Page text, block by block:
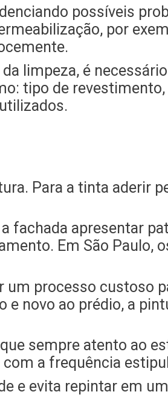
possíveis
por
limpeza, é
tipo de
Para a tinta aderir
fachada apresentar
Em São Paulo,
um processo custoso
novo ao prédio, a
sempre atento ao
a frequência
e evita repintar em